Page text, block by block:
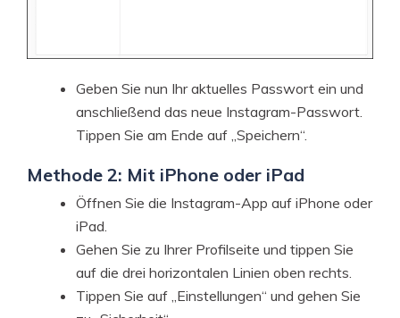
Geben Sie nun Ihr aktuelles Passwort ein und
anschließend das neue Instagram-Passwort.
Tippen Sie am Ende auf „Speichern“.
Methode 2: Mit iPhone oder iPad
Öffnen Sie die Instagram-App auf iPhone oder
iPad.
Gehen Sie zu Ihrer Profilseite und tippen Sie
auf die drei horizontalen Linien oben rechts.
Tippen Sie auf „Einstellungen“ und gehen Sie